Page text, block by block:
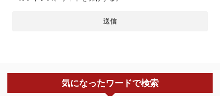
気になったワードで検索